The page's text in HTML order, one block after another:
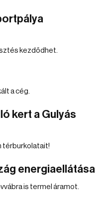
kezdődhet.
a cég.
kert a Gulyás
térburkolatait!
energiaellátása
is termel áramot.